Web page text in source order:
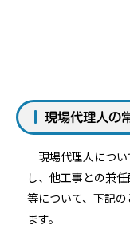
現場代理人の
現場代理人につい
し、他工事との兼
等について、下記
ます。